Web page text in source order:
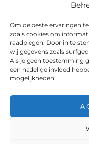
Om de beste ervaringen
zoals cookies om
raadplegen. Door in te
wij gegevens zoals
Als je geen toestemming
een nadelige invloed
mogelijkheden.